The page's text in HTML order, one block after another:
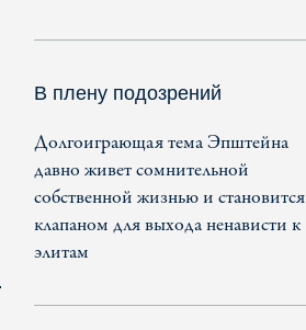
В плену подозрений
Долгоиграющая тема Эпштейна
давно живет сомнительной
собственной жизнью и становится
клапаном для выхода ненависти к
элитам